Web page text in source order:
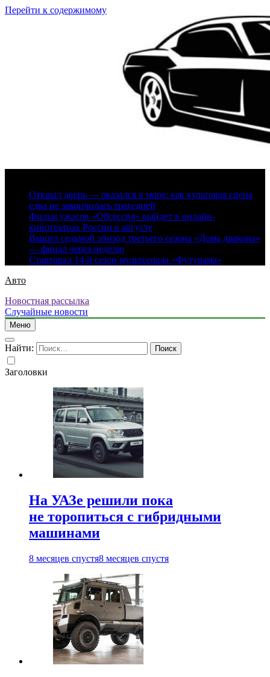
Перейти к содержимому
Открыл дверь — оказался в море: как культовая сцена
едва не закончилась трагедией
Фильм ужасов «Обсессия» выйдет в онлайн-
кинотеатрах России в августе
Вышел седьмой эпизод третьего сезона «Дома дракона»
— финал через неделю
Стартовал 14-й сезон мультсерала «Футурама»
Авто
Новостная рассылка
Случайные новости
Меню
Найти:
Заголовки
На УАЗе решили пока
не торопиться с гибридными
машинами
8 месяцев спустя8 месяцев спустя